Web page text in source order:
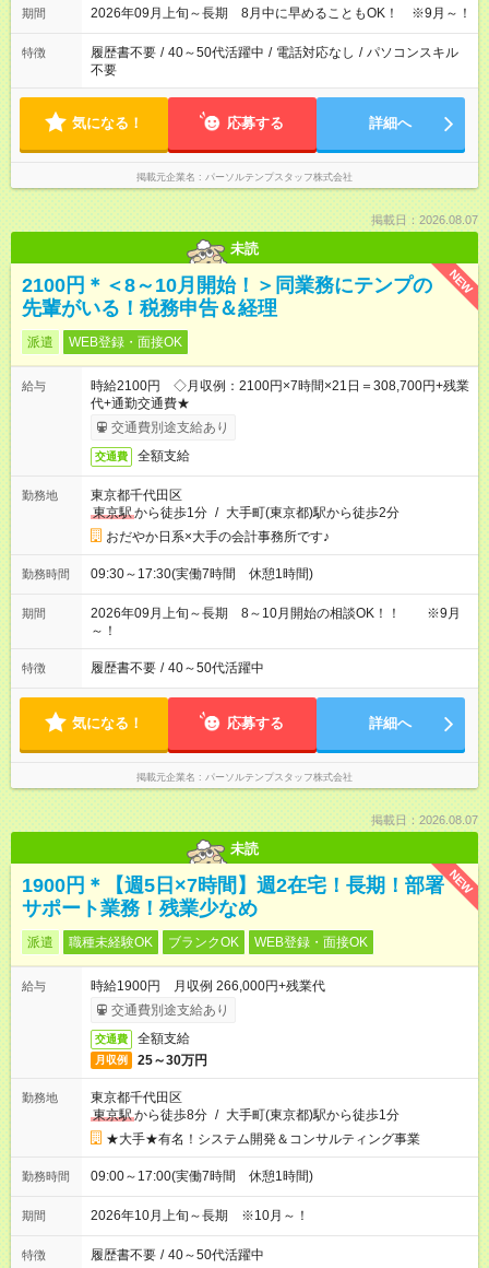
期間 2026年09月上旬～長期 8月中に早めることもOK！ ※9月～！
特徴 履歴書不要 / 40～50代活躍中 / 電話対応なし / パソコンスキル
不要
気になる！ 応募する 詳細へ
掲載元企業名 パーソルテンプスタッフ株式会社
掲載日：2026.08.07
未読
NEW
2100円＊＜8～10月開始！＞同業務にテンプの
先輩がいる！税務申告＆経理
派遣 WEB登録・面接OK
給与
時給2100円 ◇月収例：2100円×7時間×21日＝308,700円+残業
代+通勤交通費★
交通費別途支給あり
交通費 全額支給
勤務地
東京都千代田区
東京駅から徒歩1分 / 大手町(東京都)駅から徒歩2分
おだやか日系×大手の会計事務所です♪
勤務時間 09:30～17:30(実働7時間 休憩1時間)
期間
2026年09月上旬～長期 8～10月開始の相談OK！！ ※9月
～！
特徴 履歴書不要 / 40～50代活躍中
気になる！ 応募する 詳細へ
掲載元企業名 パーソルテンプスタッフ株式会社
掲載日：2026.08.07
未読
NEW
1900円＊【週5日×7時間】週2在宅！長期！部署
サポート業務！残業少なめ
派遣 職種未経験OK ブランクOK WEB登録・面接OK
給与
時給1900円 月収例 266,000円+残業代
交通費別途支給あり
交通費 全額支給
月収例 25～30万円
勤務地
東京都千代田区
東京駅から徒歩8分 / 大手町(東京都)駅から徒歩1分
★大手★有名！システム開発＆コンサルティング事業
勤務時間 09:00～17:00(実働7時間 休憩1時間)
期間 2026年10月上旬～長期 ※10月～！
特徴 履歴書不要 / 40～50代活躍中